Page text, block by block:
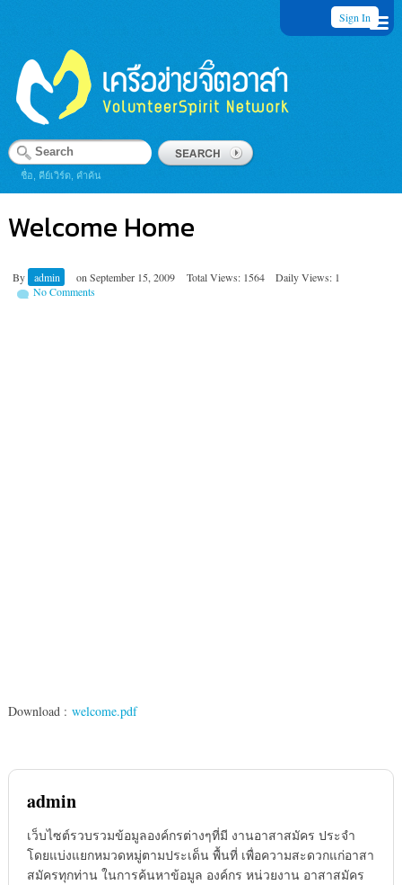
Sign In
ชื่อ, คีย์เวิร์ด, คำค้น
Welcome Home
By admin on September 15, 2009 Total Views: 1564
Daily Views: 1
No Comments
Download : welcome.pdf
admin
เว็บไซต์รวบรวมข้อมูลองค์กรต่างๆที่มี งานอาสาสมัคร ประจำ
โดยแบ่งแยกหมวดหมู่ตามประเด็น พื้นที่ เพื่อความสะดวกแก่อาสา
สมัครทุกท่าน ในการค้นหาข้อมูล องค์กร หน่วยงาน อาสาสมัคร